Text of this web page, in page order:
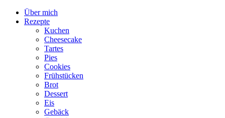
Über mich
Rezepte
Kuchen
Cheesecake
Tartes
Pies
Cookies
Frühstücken
Brot
Dessert
Eis
Gebäck